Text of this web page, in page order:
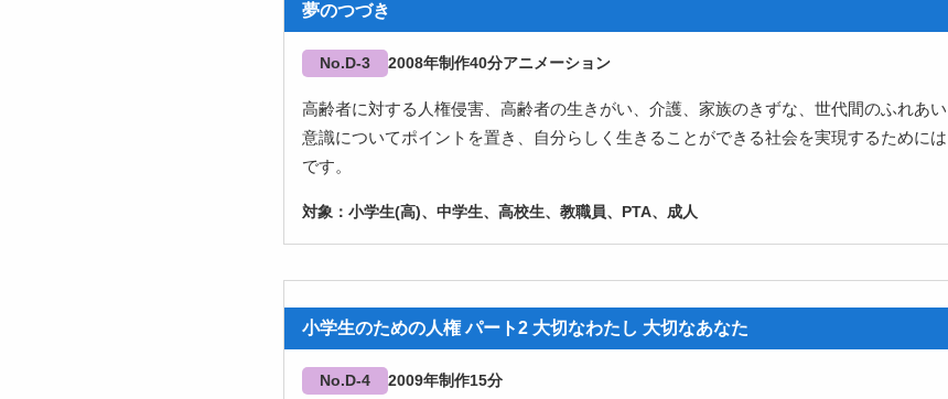
夢のつづき
No.D-3 2008 40 アニメーション
高齢者に対する人権侵害、高齢者の生きがい、介護、家族のきずな、世代間のふれあ
意識についてポイントを置き、自分らしく生きることができる社会を実現するために
です。
小学生(高)、中学生、高校生、教職員、PTA、成人
小学生のための人権 パート2 大切なわたし 大切なあなた
No.D-4 2009 15